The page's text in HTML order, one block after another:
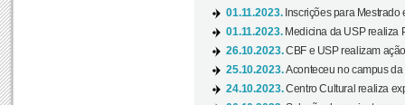
01.11.2023. Inscrições para
01.11.2023. Medicina da USP realiza
26.10.2023.CBF e USP realizam
25.10.2023.Aconteceu no campus da
24.10.2023.Centro Cultural realiza